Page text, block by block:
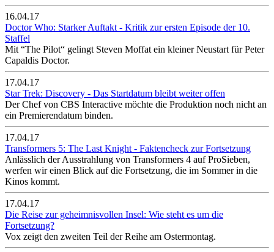
16.04.17
Doctor Who: Starker Auftakt - Kritik zur ersten Episode der 10.
Staffel
Mit “The Pilot“ gelingt Steven Moffat ein kleiner Neustart für Peter
Capaldis Doctor.
17.04.17
Star Trek: Discovery - Das Startdatum bleibt weiter offen
Der Chef von CBS Interactive möchte die Produktion noch nicht an
ein Premierendatum binden.
17.04.17
Transformers 5: The Last Knight - Faktencheck zur Fortsetzung
Anlässlich der Ausstrahlung von Transformers 4 auf ProSieben,
werfen wir einen Blick auf die Fortsetzung, die im Sommer in die
Kinos kommt.
17.04.17
Die Reise zur geheimnisvollen Insel: Wie steht es um die
Fortsetzung?
Vox zeigt den zweiten Teil der Reihe am Ostermontag.